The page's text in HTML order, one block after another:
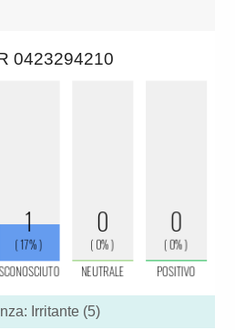
0423294210
Irritante (5)